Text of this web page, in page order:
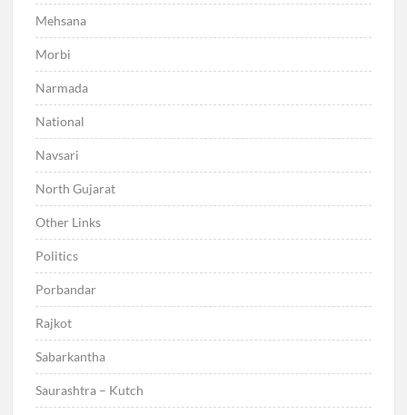
Mehsana
Morbi
Narmada
National
Navsari
North Gujarat
Other Links
Politics
Porbandar
Rajkot
Sabarkantha
Saurashtra – Kutch